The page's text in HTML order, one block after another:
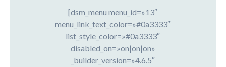
[dsm_menu menu_id=»13″
menu_link_text_color=»#0a3333″
list_style_color=»#0a3333″
disabled_on=»on|on|on»
_builder_version=»4.6.5″